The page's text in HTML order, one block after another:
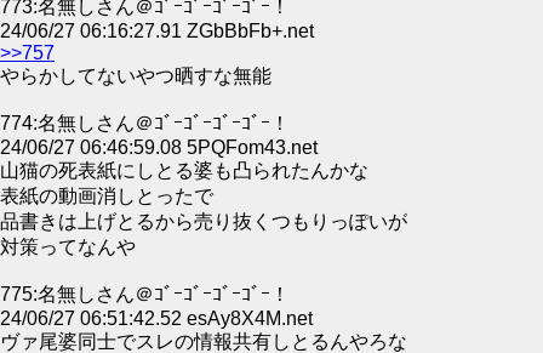
773:名無しさん＠ｺﾞｰｺﾞｰｺﾞｰｺﾞｰ！
24/06/27 06:16:27.91 ZGbBbFb+.net
>>757
やらかしてないやつ晒すな無能
774:名無しさん＠ｺﾞｰｺﾞｰｺﾞｰｺﾞｰ！
24/06/27 06:46:59.08 5PQFom43.net
山猫の死表紙にしとる婆も凸られたんかな
表紙の動画消しとったで
品書きは上げとるから売り抜くつもりっぽいが
対策ってなんや
775:名無しさん＠ｺﾞｰｺﾞｰｺﾞｰｺﾞｰ！
24/06/27 06:51:42.52 esAy8X4M.net
ヴァ尾婆同士でスレの情報共有しとるんやろな